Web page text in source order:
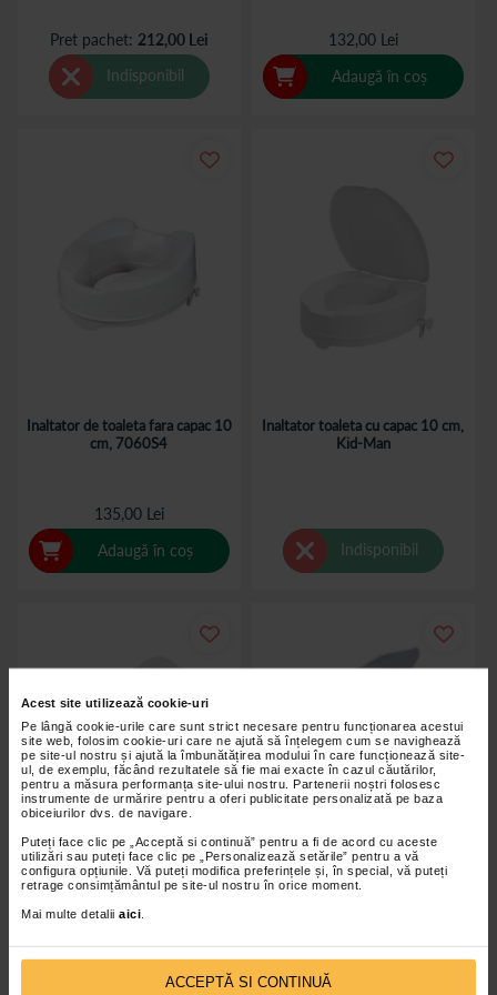
Acest site utilizează cookie-uri
Pe lângă cookie-urile care sunt strict necesare pentru funcționarea acestui
site web, folosim cookie-uri care ne ajută să înțelegem cum se navighează
pe site-ul nostru și ajută la îmbunătățirea modului în care funcționează site-
ul, de exemplu, făcând rezultatele să fie mai exacte în cazul căutărilor,
pentru a măsura performanța site-ului nostru. Partenerii noștri folosesc
instrumente de urmărire pentru a oferi publicitate personalizată pe baza
obiceiurilor dvs. de navigare.
Puteți face clic pe „Acceptă si continuă” pentru a fi de acord cu aceste
utilizări sau puteți face clic pe „Personalizează setările” pentru a vă
configura opțiunile. Vă puteți modifica preferințele și, în special, vă puteți
retrage consimțământul pe site-ul nostru în orice moment.
Mai multe detalii aici
ACCEPTĂ SI CONTINUĂ
Pret pachet 212,00 Lei
Indisponibil
132,00 Lei
Adaugă în coș
Inaltator de toaleta fara capac 10
cm, 7060S4
135,00 Lei
Adaugă în coș
Inaltator toaleta cu capac 10 cm,
Kid-Man
Indisponibil
TCM698